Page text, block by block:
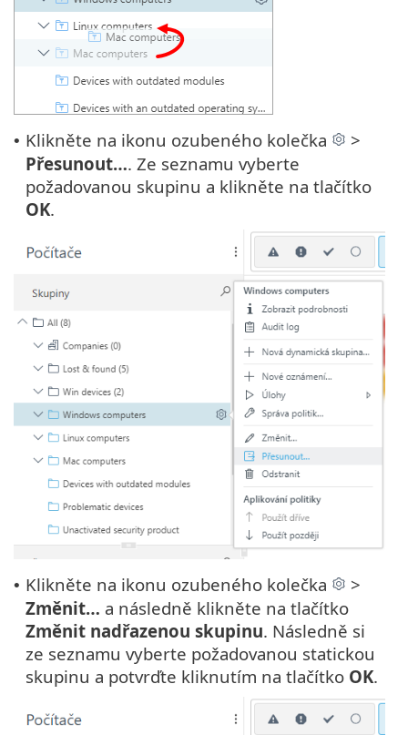
• Klikněte na ikonu ozubeného kolečka
>
Přesunout…. Ze seznamu vyberte
požadovanou skupinu a klikněte na tlačítko
OK.
• Klikněte na ikonu ozubeného kolečka
>
Změnit… a následně klikněte na tlačítko
Změnit nadřazenou skupinu. Následně si
ze seznamu vyberte požadovanou statickou
skupinu a potvrďte kliknutím na tlačítko OK.